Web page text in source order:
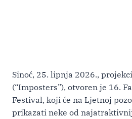
Sinoć, 25. lipnja 2026.,
(“Imposters”), otvoren je 16.
Festival, koji će na Ljetnoj
prikazati neke od